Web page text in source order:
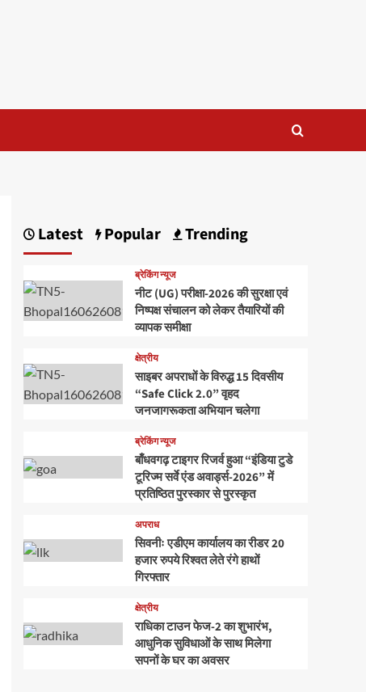
Latest Popular Trending
ब्रेकिंग न्यूज
नीट (UG) परीक्षा-2026 की सुरक्षा एवं
निष्पक्ष संचालन को लेकर तैयारियों की
व्यापक समीक्षा
क्षेत्रीय
साइबर अपराधों के विरुद्ध 15 दिवसीय
“Safe Click 2.0” वृहद
जनजागरूकता अभियान चलेगा
ब्रेकिंग न्यूज
बाँधवगढ़ टाइगर रिजर्व हुआ “इंडिया टुडे
टूरिज्म सर्वे एंड अवार्ड्स-2026” में
प्रतिष्ठित पुरस्कार से पुरस्कृत
अपराध
सिवनीः एडीएम कार्यालय का रीडर 20
हजार रुपये रिश्वत लेते रंगे हाथों
गिरफ्तार
क्षेत्रीय
राधिका टाउन फेज-2 का शुभारंभ,
आधुनिक सुविधाओं के साथ मिलेगा
सपनों के घर का अवसर